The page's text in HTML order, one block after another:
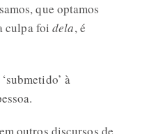
que optamos
culpa foidela, é
à